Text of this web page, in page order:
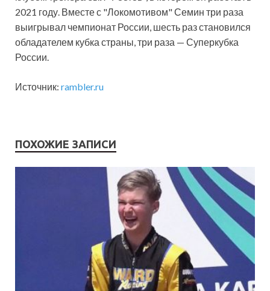
2021 году. Вместе с "Локомотивом" Семин три раза
выигрывал чемпионат России, шесть раз становился
обладателем кубка страны, три раза — Суперкубка
России.
Источник: rambler.ru
ПОХОЖИЕ ЗАПИСИ